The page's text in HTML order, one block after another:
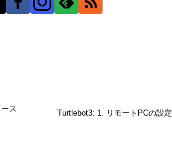
Turtlebot3: 1. リモートPCの設定